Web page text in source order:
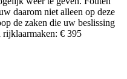
daarom niet alleen op deze
de zaken die uw beslissing
rijklaarmaken: € 395